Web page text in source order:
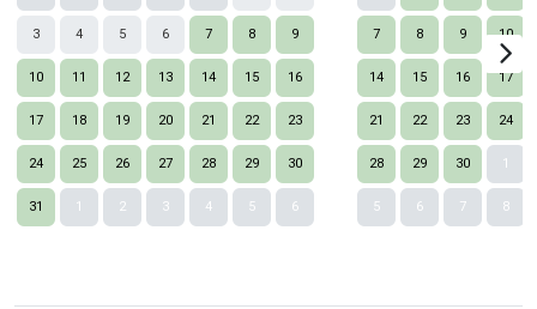
3 4 5 6 7 8 9
10 11 12 13 14 15 16
17 18 19 20 21 22 23
24 25 26 27 28 29 30
31 1 2 3 4 5 6
7 8 9 10
14 15 16 17
21 22 23 24
28 29 30 1
5 6 7 8